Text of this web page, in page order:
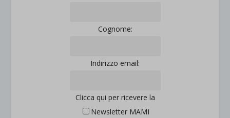
Cognome:
Indirizzo email:
Clicca qui per ricevere la
Newsletter MAMI